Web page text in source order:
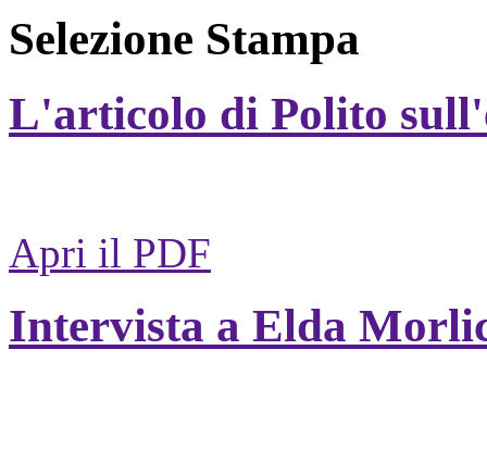
Selezione Stampa
L'articolo di Polito
Apri il PDF
Intervista a Elda